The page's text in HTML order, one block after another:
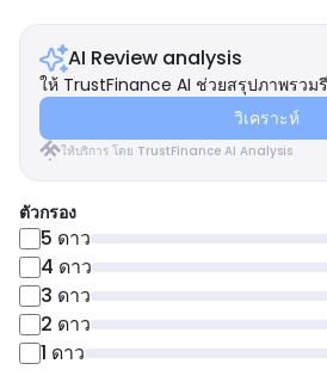
AI Review analysis
ให้ TrustFinance AI ช่วยสรุปภาพรว
วิเคราะห์
ให้บริการ โดย TrustFinance AI Analysis
ตัวกรอง
5 ดาว
4 ดาว
3 ดาว
2 ดาว
1 ดาว